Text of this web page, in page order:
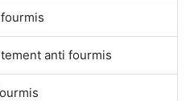
anti fourmis